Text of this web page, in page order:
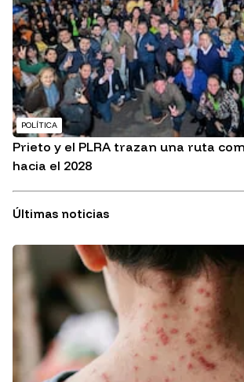
POLÍTICA
Prieto y el PLRA trazan una ruta
hacia el 2028
Últimas noticias